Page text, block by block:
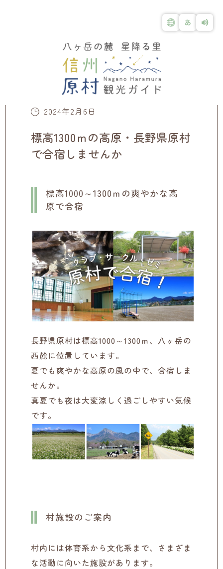
2024年2月6日
標高1300ｍの高原・長野県原村
で合宿しませんか
標高1000～1300ｍの爽やかな高
原で合宿
長野県原村は標高1000～1300ｍ、八ヶ岳の
西麓に位置しています。
夏でも爽やかな高原の風の中で、合宿しま
せんか。
真夏でも夜は大変涼しく過ごしやすい気候
です。
村施設のご案内
村内には体育系から文化系まで、さまざま
な活動に向いた施設があります。